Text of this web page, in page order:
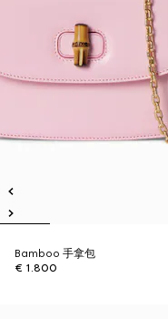
Bamboo 手拿包
€ 1.800